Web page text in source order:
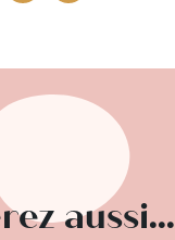
aussi...